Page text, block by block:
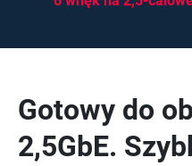
Gotowy do
2,5GbE.